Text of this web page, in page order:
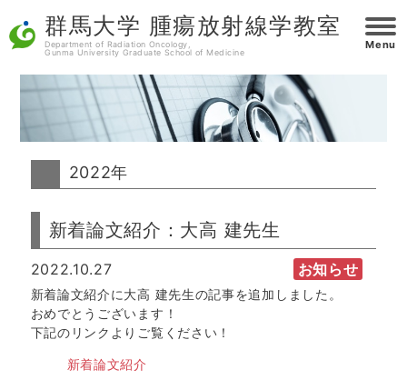
群馬大学 腫瘍放射線学教室
Department of Radiation Oncology,
Gunma University Graduate School of Medicine
Menu
2022年
新着論文紹介：大高 建先生
2022.10.27 お知らせ
新着論文紹介に大高 建先生の記事を追加しました。
おめでとうございます！
下記のリンクよりご覧ください！
新着論文紹介